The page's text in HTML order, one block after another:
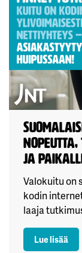
ja
Valokuitu on
kodin
laaja
Lue lisää